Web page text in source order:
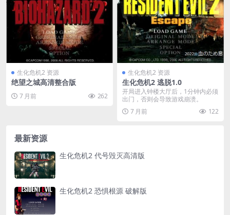
生化危机2 资源
绝望之城高清整合版
7 月前 262
生化危机2 资源
生化危机2 逃脱1.0
开局进入钟楼大厅后，1分钟内必须
出门，否则会导致游戏崩溃。
7 月前
122
最新资源
生化危机2 代号毁灭高清版
生化危机2 恐惧根源 破解版